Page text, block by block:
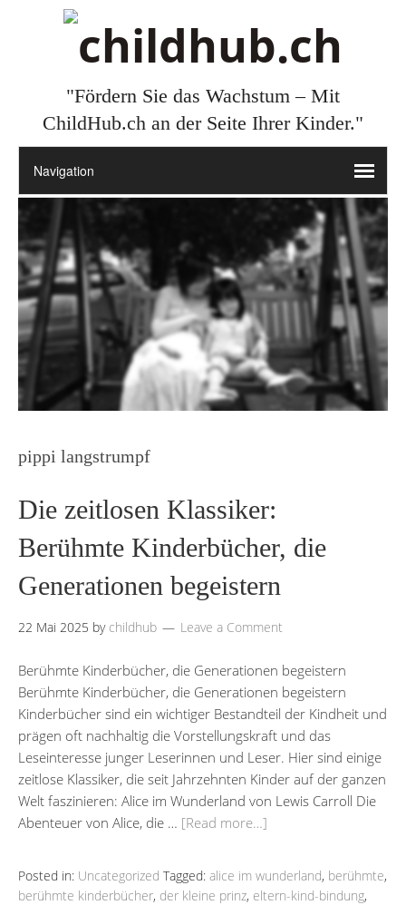
"Fördern Sie das Wachstum – Mit
ChildHub.ch an der Seite Ihrer Kinder."
pippi langstrumpf
Die zeitlosen Klassiker:
Berühmte Kinderbücher, die
Generationen begeistern
22 Mai 2025 by childhub Leave a Comment
Berühmte Kinderbücher, die Generationen begeistern
Berühmte Kinderbücher, die Generationen begeistern
Kinderbücher sind ein wichtiger Bestandteil der Kindheit und
prägen oft nachhaltig die Vorstellungskraft und das
Leseinteresse junger Leserinnen und Leser. Hier sind einige
zeitlose Klassiker, die seit Jahrzehnten Kinder auf der ganzen
Welt faszinieren: Alice im Wunderland von Lewis Carroll Die
Abenteuer von Alice, die … [Read more…]
Posted in: Uncategorized Tagged: alice im wunderland, berühmte,
berühmte kinderbücher, der kleine prinz, eltern-kind-bindung,